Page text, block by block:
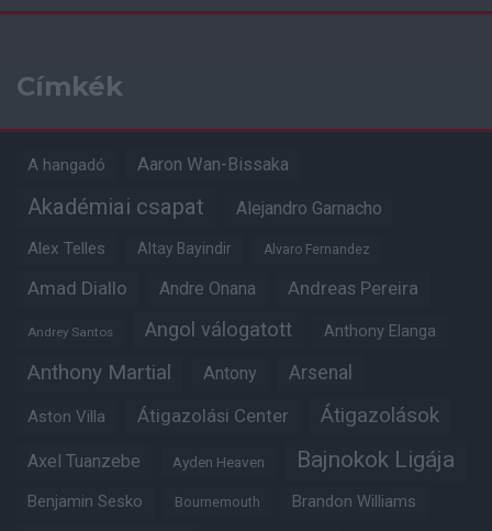
Címkék
A hangadó Aaron Wan-Bissaka
Akadémiai csapat Alejandro Garnacho
Alex Telles Altay Bayindir Alvaro Fernandez
Amad Diallo Andre Onana Andreas Pereira
Andrey Santos Angol válogatott Anthony Elanga
Anthony Martial Antony Arsenal
Aston Villa Átigazolási Center Átigazolások
Axel Tuanzebe Ayden Heaven Bajnokok Ligája
Benjamin Sesko Bournemouth Brandon Williams